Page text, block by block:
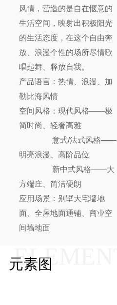
风情，营造的是自在惬意的
生活空间，映射出积极阳光
的生活态度，在这个自由奔
放、浪漫个性的场所尽情歌
唱起舞、释放自我。
产品语言：热情、浪漫、加
勒比海风情
空间风格：现代风格——极
简时尚、轻奢高雅
意式/法式风格——
明亮浪漫、高阶品位
新中式风格——大
方端庄、简洁硬朗
应用场景：别墅大宅墙地
面、全屋地面通铺、商业空
间墙地面
元素图
ELEMENT